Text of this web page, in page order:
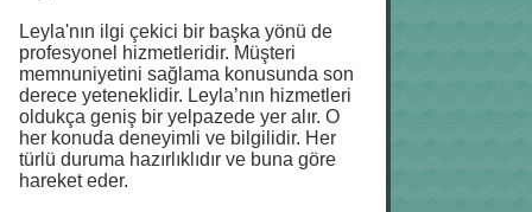
Leyla'nın ilgi çekici bir başka yönü de
profesyonel hizmetleridir. Müşteri
memnuniyetini sağlama konusunda son
derece yeteneklidir. Leyla’nın hizmetleri
oldukça geniş bir yelpazede yer alır. O
her konuda deneyimli ve bilgilidir. Her
türlü duruma hazırlıklıdır ve buna göre
hareket eder.